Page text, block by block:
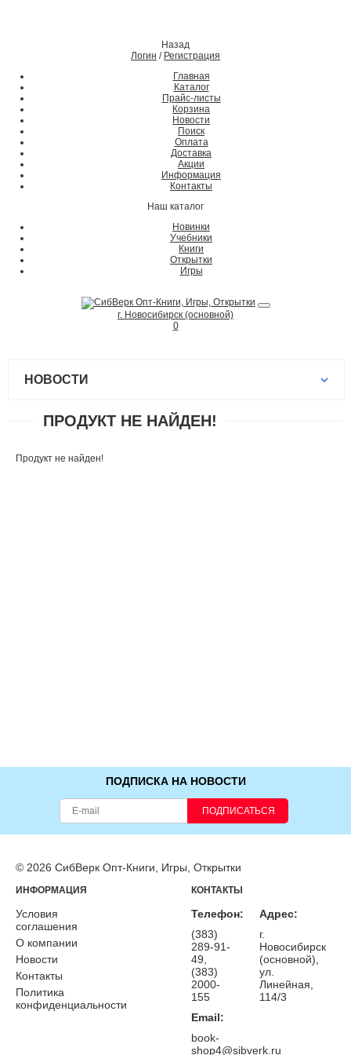
Назад
Логин / Регистрация
Главная
Каталог
Прайс-листы
Корзина
Новости
Поиск
Оплата
Доставка
Акции
Информация
Контакты
Наш каталог
Новинки
Учебники
Книги
Открытки
Игры
г. Новосибирск (основной)
0
НОВОСТИ
ПРОДУКТ НЕ НАЙДЕН!
Продукт не найден!
ПОДПИСКА НА НОВОСТИ
ПОДПИСАТЬСЯ
© 2026 СибВерк Опт-Книги, Игры, Открытки
ИНФОРМАЦИЯ
Условия
соглашения
О компании
Новости
Контакты
Политика
конфиденциальности
КОНТАКТЫ
Телефон:
(383)
289-91-
49,
(383)
2000-
155
Email:
book-
shop4@sibverk.ru
Адрес:
г.
Новосибирск
(основной),
ул.
Линейная,
114/3